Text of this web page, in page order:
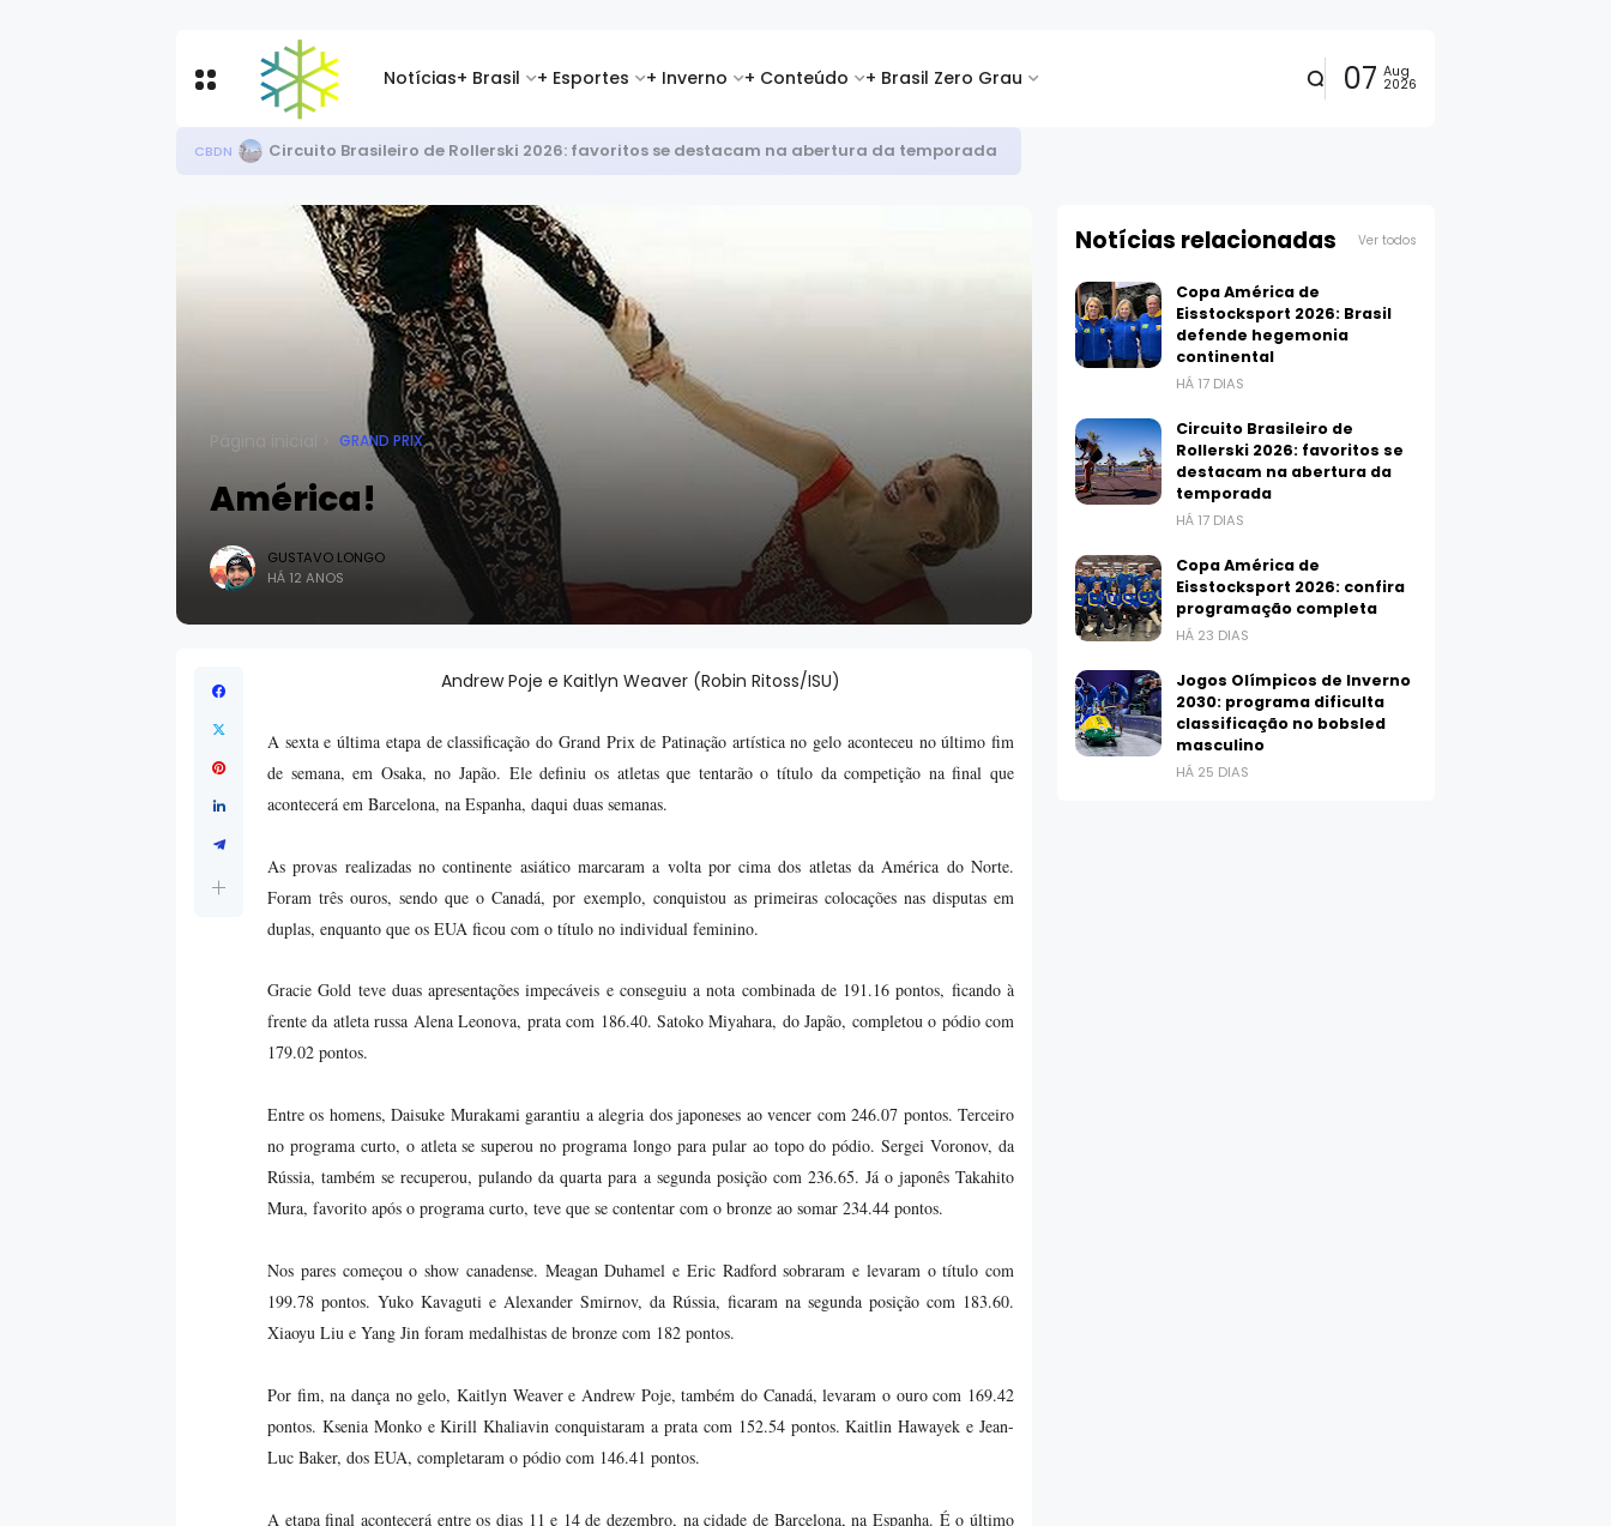
Notícias+ Brasil + Esportes + Inverno + Conteúdo + Brasil Zero Grau 07 Aug
2026
CBDN Após bronze nos EUA, Priscila Cid é top 8 na Copa Europeia de snowboard halfpipe
Página inicial GRAND PRIX
América!
GUSTAVO LONGO
HÁ 12 ANOS
Andrew Poje e Kaitlyn Weaver (Robin Ritoss/ISU)
A sexta e última etapa de classificação do Grand Prix de Patinação artística no gelo aconteceu no último fim
de semana, em Osaka, no Japão. Ele definiu os atletas que tentarão o título da competição na final que
acontecerá em Barcelona, na Espanha, daqui duas semanas.
As provas realizadas no continente asiático marcaram a volta por cima dos atletas da América do Norte.
Foram três ouros, sendo que o Canadá, por exemplo, conquistou as primeiras colocações nas disputas em
duplas, enquanto que os EUA ficou com o título no individual feminino.
Gracie Gold teve duas apresentações impecáveis e conseguiu a nota combinada de 191.16 pontos, ficando à
frente da atleta russa Alena Leonova, prata com 186.40. Satoko Miyahara, do Japão, completou o pódio com
179.02 pontos.
Entre os homens, Daisuke Murakami garantiu a alegria dos japoneses ao vencer com 246.07 pontos. Terceiro
no programa curto, o atleta se superou no programa longo para pular ao topo do pódio. Sergei Voronov, da
Rússia, também se recuperou, pulando da quarta para a segunda posição com 236.65. Já o japonês Takahito
Mura, favorito após o programa curto, teve que se contentar com o bronze ao somar 234.44 pontos.
Nos pares começou o show canadense. Meagan Duhamel e Eric Radford sobraram e levaram o título com
199.78 pontos. Yuko Kavaguti e Alexander Smirnov, da Rússia, ficaram na segunda posição com 183.60.
Xiaoyu Liu e Yang Jin foram medalhistas de bronze com 182 pontos.
Por fim, na dança no gelo, Kaitlyn Weaver e Andrew Poje, também do Canadá, levaram o ouro com 169.42
pontos. Ksenia Monko e Kirill Khaliavin conquistaram a prata com 152.54 pontos. Kaitlin Hawayek e Jean-
Luc Baker, dos EUA, completaram o pódio com 146.41 pontos.
A etapa final acontecerá entre os dias 11 e 14 de dezembro, na cidade de Barcelona, na Espanha. É o último
Notícias relacionadas Ver todos
Copa América de
Eisstocksport 2026: Brasil
defende hegemonia
continental
HÁ 17 DIAS
Circuito Brasileiro de
Rollerski 2026: favoritos se
destacam na abertura da
temporada
HÁ 17 DIAS
Copa América de
Eisstocksport 2026: confira
programação completa
HÁ 23 DIAS
Jogos Olímpicos de Inverno
2030: programa dificulta
classificação no bobsled
masculino
HÁ 25 DIAS